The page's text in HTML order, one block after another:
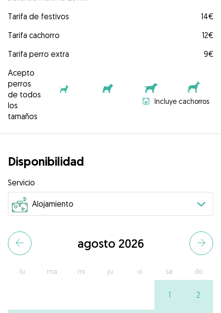
Tarifa de festivos
14€
Tarifa cachorro
12€
Tarifa perro extra
9€
Acepto
perros
de todos
los
tamaños
Incluye cachorros
Disponibilidad
Servicio
agosto 2026
lu ma mi ju vi sa do
1 2